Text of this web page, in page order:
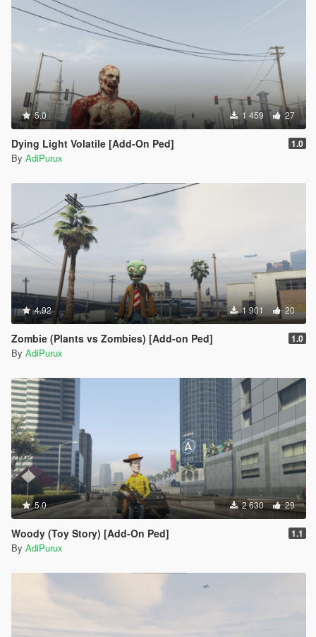
5.0 1 459 27
Dying Light Volatile [Add-On Ped] 1.0
By AdiPurux
4.92 1 901 20
Zombie (Plants vs Zombies) [Add-on Ped] 1.0
By AdiPurux
5.0 2 630 29
Woody (Toy Story) [Add-On Ped] 1.1
By AdiPurux